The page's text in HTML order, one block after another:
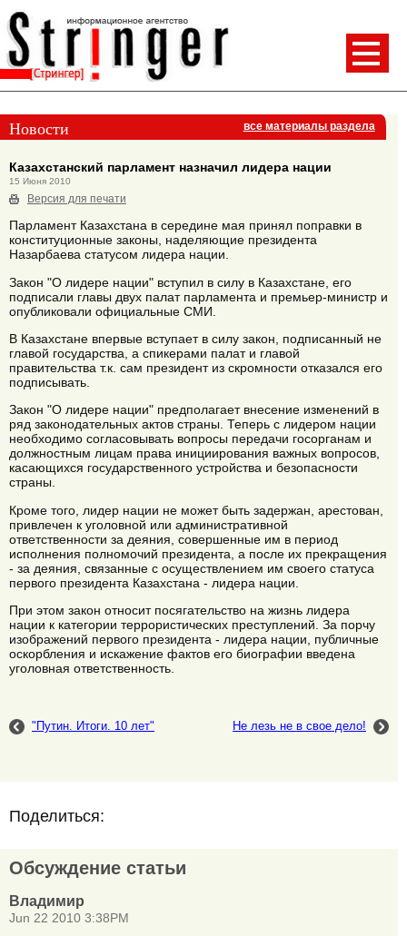
Новости все материалы раздела
Казахстанский парламент назначил лидера нации
15 Июня 2010
Версия для печати
Парламент Казахстана в середине мая принял поправки в
конституционные законы, наделяющие президента
Назарбаева статусом лидера нации.
Закон "О лидере нации" вступил в силу в Казахстане, его
подписали главы двух палат парламента и премьер-министр и
опубликовали официальные СМИ.
В Казахстане впервые вступает в силу закон, подписанный не
главой государства, а спикерами палат и главой
правительства т.к. сам президент из скромности отказался его
подписывать.
Закон "О лидере нации" предполагает внесение изменений в
ряд законодательных актов страны. Теперь с лидером нации
необходимо согласовывать вопросы передачи госорганам и
должностным лицам права инициирования важных вопросов,
касающихся государственного устройства и безопасности
страны.
Кроме того, лидер нации не может быть задержан, арестован,
привлечен к уголовной или административной
ответственности за деяния, совершенные им в период
исполнения полномочий президента, а после их прекращения
- за деяния, связанные с осуществлением им своего статуса
первого президента Казахстана - лидера нации.
При этом закон относит посягательство на жизнь лидера
нации к категории террористических преступлений. За порчу
изображений первого президента - лидера нации, публичные
оскорбления и искажение фактов его биографии введена
уголовная ответственность.
"Путин. Итоги. 10 лет" Не лезь не в свое дело!
Поделиться:
Обсуждение статьи
Владимир
Jun 22 2010 3:38PM